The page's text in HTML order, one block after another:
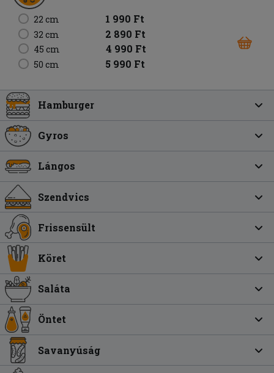
22 cm 1 990 Ft
32 cm 2 890 Ft
45 cm 4 990 Ft
50 cm 5 990 Ft
Hamburger
Gyros
Lángos
Szendvics
Frissensült
Köret
Saláta
Öntet
Savanyúság